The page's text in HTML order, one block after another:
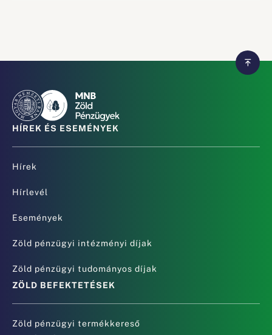
HÍREK ÉS ESEMÉNYEK
Hírek
Hírlevél
Események
Zöld pénzügyi intézményi díjak
Zöld pénzügyi tudományos díjak
ZÖLD BEFEKTETÉSEK
Zöld pénzügyi termékkereső